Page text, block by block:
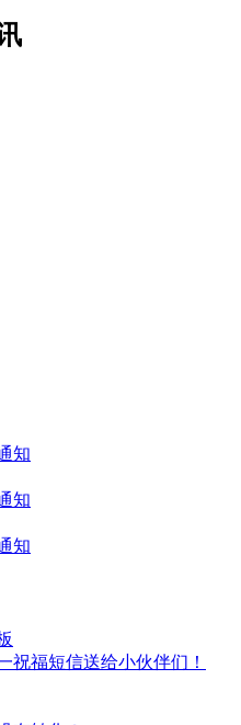
知
知
知
祝福短信送给小伙伴们！